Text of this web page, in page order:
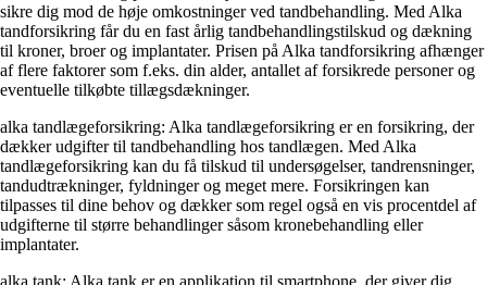
sikre dig mod de høje omkostninger ved tandbehandling. Med Alka
tandforsikring får du en fast årlig tandbehandlingstilskud og dækning
til kroner, broer og implantater. Prisen på Alka tandforsikring afhænger
af flere faktorer som f.eks. din alder, antallet af forsikrede personer og
eventuelle tilkøbte tillægsdækninger.
alka tandlægeforsikring: Alka tandlægeforsikring er en forsikring, der
dækker udgifter til tandbehandling hos tandlægen. Med Alka
tandlægeforsikring kan du få tilskud til undersøgelser, tandrensninger,
tandudtrækninger, fyldninger og meget mere. Forsikringen kan
tilpasses til dine behov og dækker som regel også en vis procentdel af
udgifterne til større behandlinger såsom kronebehandling eller
implantater.
alka tank: Alka tank er en applikation til smartphone, der giver dig